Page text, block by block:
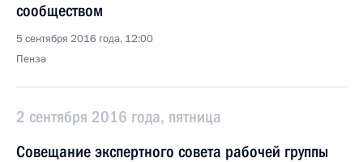
сообществом
5 сентября 2016 года, 12:00
Пенза
2 сентября 2016 года, пятница
Совещание экспертного совета рабочей группы